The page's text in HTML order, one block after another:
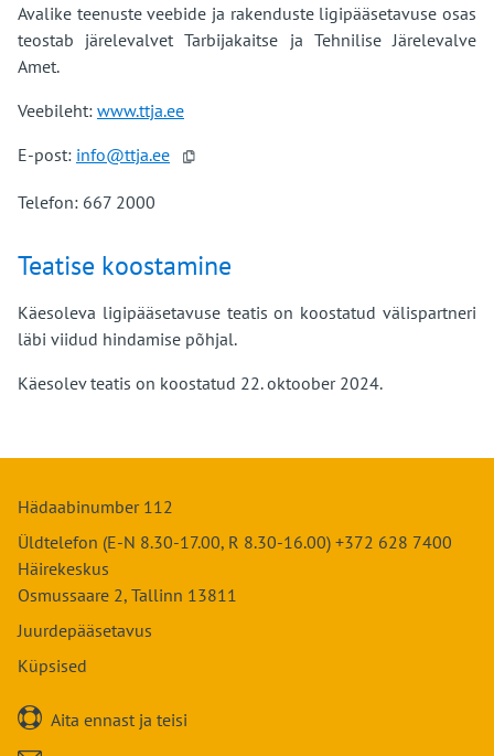
Avalike teenuste veebide ja rakenduste ligipääsetavuse osas
teostab järelevalvet Tarbijakaitse ja Tehnilise Järelevalve
Amet.
Veebileht: www.ttja.ee
E-post:
@ttj 
Telefon: 667 2000
Teatise koostamine
Käesoleva ligipääsetavuse teatis on koostatud välispartneri
läbi viidud hindamise põhjal.
Käesolev teatis on koostatud 22. oktoober 2024.
Hädaabinumber 112
Üldtelefon (E-N 8.30-17.00, R 8.30-16.00) +372 628 7400
Häirekeskus
Osmussaare 2, Tallinn 13811
Juurdepääsetavus
Küpsised
 Aita ennast ja teisi